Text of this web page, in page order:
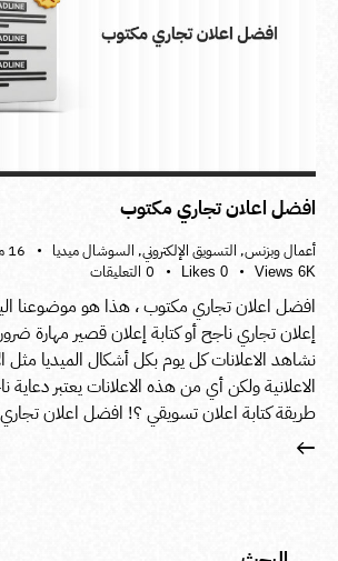
افضل اعلان تجاري مكتوب
أعمال وبزنس, التسويق الإلكتروني, السوشال ميديا 16 مايو، 2023
6K
Views
0
Likes
0 التعليقات
افضل اعلان تجاري مكتوب ، هذا هو موضوعنا
إعلان تجاري ناجح أو كتابة إعلان قصير مهارة
نشاهد الاعلانات كل يوم بكل أشكال الميديا مثل
الاعلانية ولكن أي من هذه الاعلانات يعتبر
طريقة كتابة اعلان تسويقي ؟! افضل اعلان